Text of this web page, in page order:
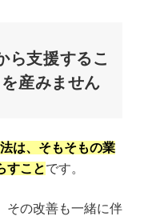
ら支援するこ
産みません
は、そもそもの業
すことです。
その改善も一緒に伴